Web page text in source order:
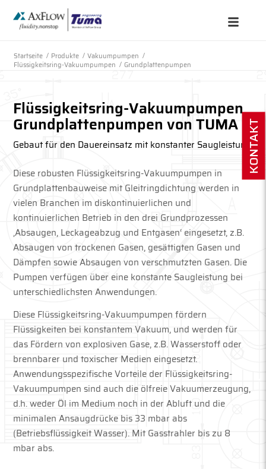
Startseite / Produkte / Vakuumpumpen /
Flüssigkeitsring-Vakuumpumpen / Grundplattenpumpen
Flüssigkeitsring-Vakuumpumpen
Grundplattenpumpen von TUMA
Gebaut für den Dauereinsatz mit konstanter Saugleistung
Diese robusten Flüssigkeitsring-Vakuumpumpen in
Grundplattenbauweise mit Gleitringdichtung werden in
vielen Branchen im diskontinuierlichen und
kontinuierlichen Betrieb in den drei Grundprozessen
‚Absaugen, Leckageabzug und Entgasen‘ eingesetzt, z.B.
Absaugen von trockenen Gasen, gesättigten Gasen und
Dämpfen sowie Absaugen von verschmutzten Gasen. Die
Pumpen verfügen über eine konstante Saugleistung bei
unterschiedlichsten Anwendungen.
Diese Flüssigkeitsring-Vakuumpumpen fördern
Flüssigkeiten bei konstantem Vakuum, und werden für
das Fördern von explosiven Gase, z.B. Wasserstoff oder
brennbarer und toxischer Medien eingesetzt.
Anwendungsspezifische Vorteile der Flüssigkeitsring-
Vakuumpumpen sind auch die ölfreie Vakuumerzeugung,
d.h. weder Öl im Medium noch in der Abluft und die
minimalen Ansaugdrücke bis 33 mbar abs
(Betriebsflüssigkeit Wasser). Mit Gasstrahler bis zu 8
mbar abs.
KONTAKT